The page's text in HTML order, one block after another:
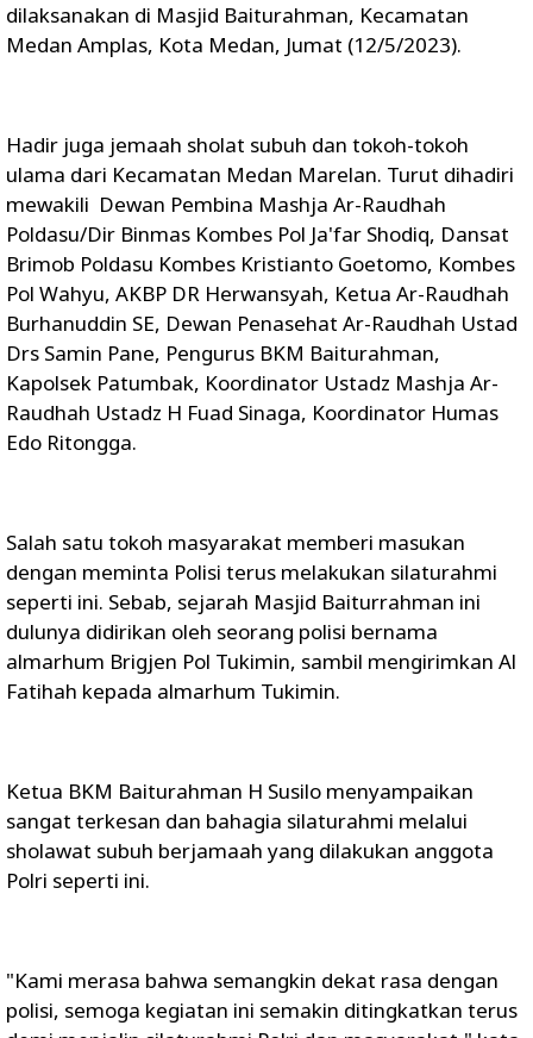
dilaksanakan di Masjid Baiturahman, Kecamatan
Medan Amplas, Kota Medan, Jumat (12/5/2023).
Hadir juga jemaah sholat subuh dan tokoh-tokoh
ulama dari Kecamatan Medan Marelan. Turut dihadiri
mewakili Dewan Pembina Mashja Ar-Raudhah
Poldasu/Dir Binmas Kombes Pol Ja'far Shodiq, Dansat
Brimob Poldasu Kombes Kristianto Goetomo, Kombes
Pol Wahyu, AKBP DR Herwansyah, Ketua Ar-Raudhah
Burhanuddin SE, Dewan Penasehat Ar-Raudhah Ustad
Drs Samin Pane, Pengurus BKM Baiturahman,
Kapolsek Patumbak, Koordinator Ustadz Mashja Ar-
Raudhah Ustadz H Fuad Sinaga, Koordinator Humas
Edo Ritongga.
Salah satu tokoh masyarakat memberi masukan
dengan meminta Polisi terus melakukan silaturahmi
seperti ini. Sebab, sejarah Masjid Baiturrahman ini
dulunya didirikan oleh seorang polisi bernama
almarhum Brigjen Pol Tukimin, sambil mengirimkan Al
Fatihah kepada almarhum Tukimin.
Ketua BKM Baiturahman H Susilo menyampaikan
sangat terkesan dan bahagia silaturahmi melalui
sholawat subuh berjamaah yang dilakukan anggota
Polri seperti ini.
"Kami merasa bahwa semangkin dekat rasa dengan
polisi, semoga kegiatan ini semakin ditingkatkan terus